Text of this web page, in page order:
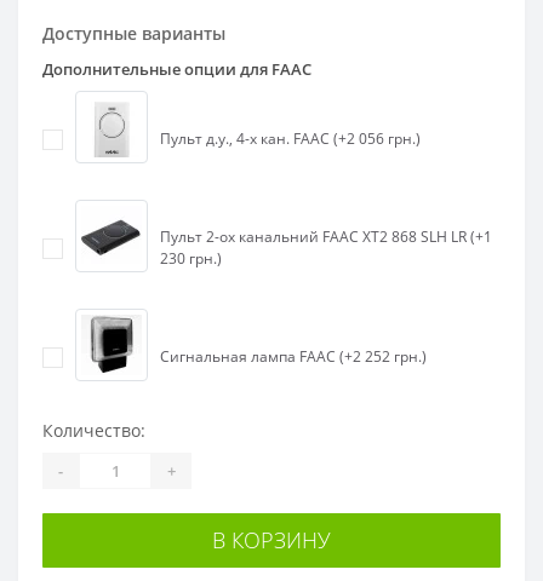
Доступные варианты
Дополнительные опции для FAAC
Пульт д.у., 4-х кан. FAAC (+2 056 грн.)
Пульт 2-ох канальний FAAC XT2 868 SLH LR (+1
230 грн.)
Сигнальная лампа FAAC (+2 252 грн.)
Количество:
- +
В КОРЗИНУ